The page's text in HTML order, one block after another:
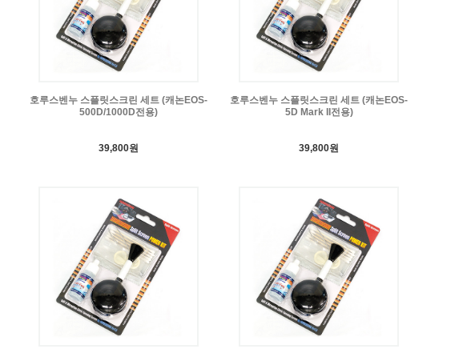
호루스벤누 스플릿스크린 세트 (캐논EOS-
500D/1000D전용)
39,800원
호루스벤누 스플릿스크린 세트 (캐논EOS-
5D Mark II전용)
39,800원